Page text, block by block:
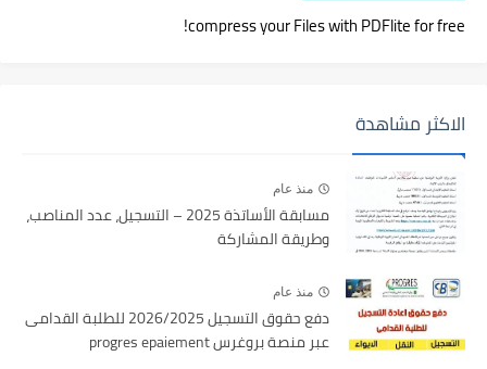
compress your Files with PDFlite for free!
الاكثر مشاهدة
منذ عام
مسابقة الأساتذة 2025 – التسجيل، عدد المناصب،
وطريقة المشاركة
منذ عام
دفع حقوق التسجيل 2026/2025 للطلبة القدامى
عبر منصة بروغرس progres epaiement